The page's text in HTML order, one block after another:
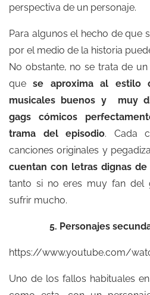
perspectiva de un personaje.
Para algunos el hecho de que
por el medio de la historia
No obstante, no se trata de
que se aproxima al estilo
musicales buenos y muy
gags cómicos
trama del episodio. Cada
canciones originales y
cuentan con letras dignas de
tanto si no eres muy fan del
sufrir mucho.
5. Personajes
https://www.youtube.com/
Uno de los fallos habituales